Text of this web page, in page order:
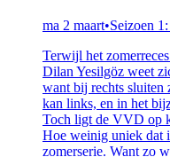
ma 2 maart•Seizoen
Terwijl het
Dilan Yesilgöz weet
want bij rechts sluiten
kan links, en in het
Toch ligt de VVD op
Hoe weinig uniek dat
zomerserie. Want zo